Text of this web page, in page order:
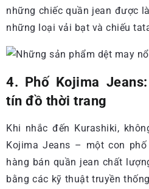
những chiếc quần jean được
những loại vải bạt và chiếu
4. Phố Kojima
tín đồ thời trang
Khi nhắc đến Kurashiki,
Kojima Jeans – một con
hàng bán quần jean chất
bằng các kỹ thuật truyền